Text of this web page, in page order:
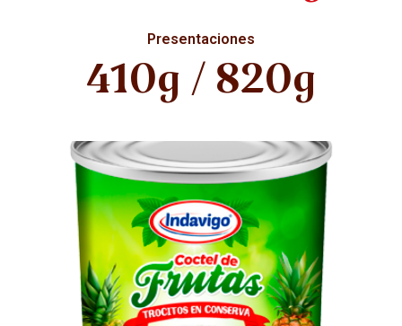
Presentaciones
410g / 820g